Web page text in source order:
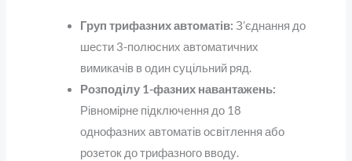
Груп трифазних автоматів: З’єднання до
шести 3-полюсних автоматичних
вимикачів в один суцільний ряд.
Розподілу 1-фазних навантажень:
Рівномірне підключення до 18
однофазних автоматів освітлення або
розеток до трифазного вводу.